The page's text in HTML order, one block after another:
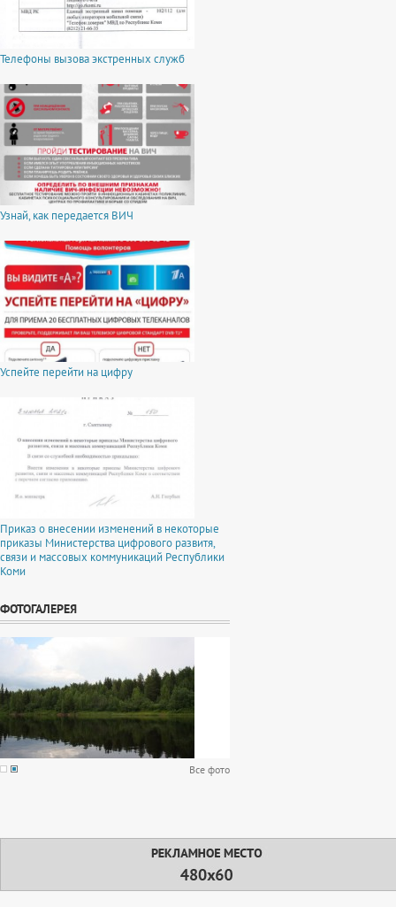
Телефоны вызова экстренных служб
Узнай, как передается ВИЧ
Успейте перейти на цифру
Приказ о внесении изменений в некоторые
приказы Министерства цифрового развитя,
связи и массовых коммуникаций Республики
Коми
ФОТОГАЛЕРЕЯ
Все фото